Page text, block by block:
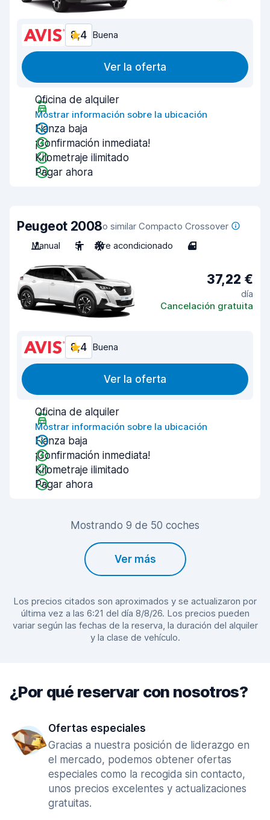
8,4 Buena
Ver la oferta
Oficina de alquiler
Mostrar información sobre la ubicación
Fianza baja
¡Confirmación inmediata!
Kilometraje ilimitado
Pagar ahora
Peugeot 2008o similar Compacto Crossover
Manual
5 Aire acondicionado 4
37,22 €
día
Cancelación gratuita
8,4 Buena
Ver la oferta
Oficina de alquiler
Mostrar información sobre la ubicación
Fianza baja
¡Confirmación inmediata!
Kilometraje ilimitado
Pagar ahora
Mostrando 9 de 50 coches
Ver más
Los precios citados son aproximados y se actualizaron por
última vez a las 6:21 del día 8/8/26. Los precios pueden
variar según las fechas de la reserva, la duración del alquiler
y la clase de vehículo.
¿Por qué reservar con nosotros?
Ofertas especiales
Gracias a nuestra posición de liderazgo en
el mercado, podemos obtener ofertas
especiales como la recogida sin contacto,
unos precios excelentes y actualizaciones
gratuitas.